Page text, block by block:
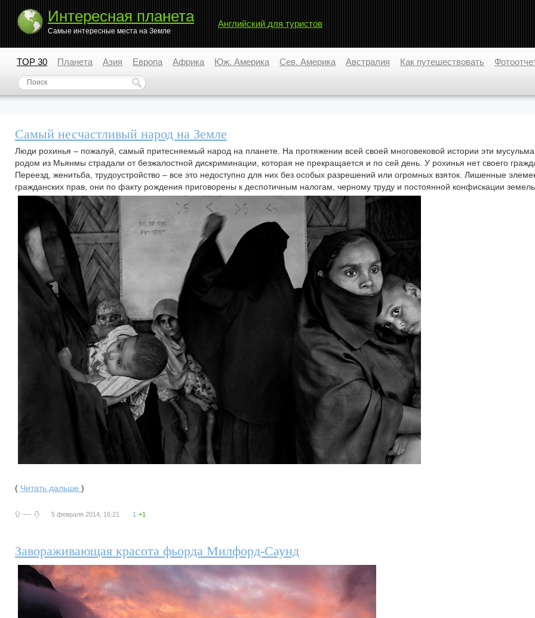
Интересная планета
Самые интересные места на Земле
Английский для туристов
TOP 30 Планета Азия Европа Африка Юж. Америка Сев. Америка Австралия Как путешествовать
Самый несчастливый народ на Земле
Люди рохинья – пожалуй, самый притесняемый народ на планете. На протяжении всей своей многовековой истории эти
родом из Мьянмы страдали от безжалостной дискриминации, которая не прекращается и по сей день. У рохинья нет своего
Переезд, женитьба, трудоустройство – все это недоступно для них без особых разрешений или огромных взяток. Лишенные
гражданских прав, они по факту рождения приговорены к деспотичным налогам, черному труду и постоянной конфискации
( Читать дальше )
— 5 февраля 2014, 16:21 1 +1
Завораживающая красота фьорда Милфорд-Саунд